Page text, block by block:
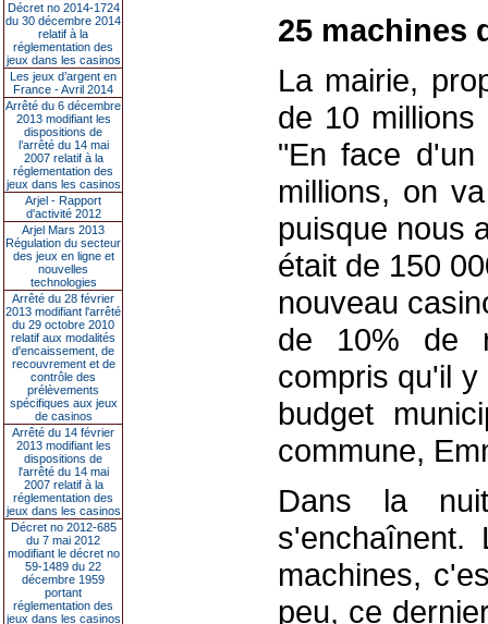
Décret no 2014-1724
du 30 décembre 2014
relatif à la
réglementation des
jeux dans les casinos
Les jeux d’argent en
France - Avril 2014
Arrêté du 6 décembre
2013 modifiant les
dispositions de
l’arrêté du 14 mai
2007 relatif à la
réglementation des
jeux dans les casinos
Arjel - Rapport
d'activité 2012
Arjel Mars 2013
Régulation du secteur
des jeux en ligne et
nouvelles
technologies
Arrêté du 28 février
2013 modifiant l'arrêté
du 29 octobre 2010
relatif aux modalités
d'encaissement, de
recouvrement et de
contrôle des
prélèvements
spécifiques aux jeux
de casinos
Arrêté du 14 février
2013 modifiant les
dispositions de
l'arrêté du 14 mai
2007 relatif à la
réglementation des
jeux dans les casinos
Décret no 2012-685
du 7 mai 2012
modifiant le décret no
59-1489 du 22
décembre 1959
portant
réglementation des
jeux dans les casinos
25 machines
La mairie,
de 10
"En face d'un
millions, on
puisque nous
était de 150
nouveau
de 10% de
compris qu'il
budget
commune,
Dans la
s'enchaînent.
machines,
peu, ce